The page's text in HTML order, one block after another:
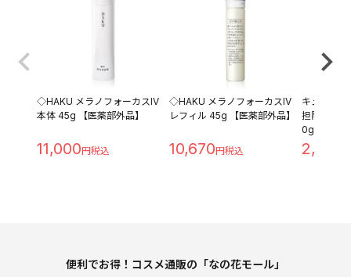
◇HAKU メラノフォーカスIV
本体 45g 【医薬部外品】
11,000
◇HAKU メラノフォーカスIV
レフィル 45g 【医薬部外品】
10,670
キュレル
担防止ベ
0g
2,280
便利でお得！コスメ通販の「なの花モール」